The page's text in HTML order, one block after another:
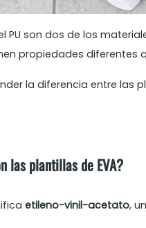
el PU son dos de los
propiedades diferentes
la diferencia entre las
las plantillas de EVA?
etileno-vinil-acetato,